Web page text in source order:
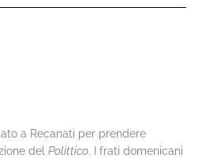
a Recanati per prendere
del Polittico. I frati domenicani